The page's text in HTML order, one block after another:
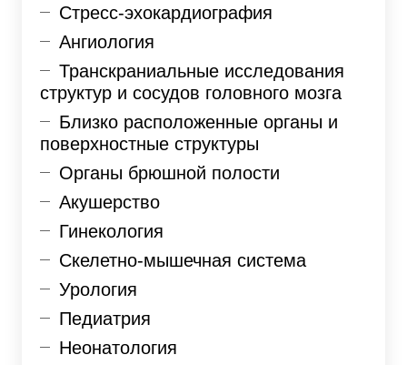
Стресс-эхокардиография
Ангиология
Транскраниальные исследования
структур и сосудов головного мозга
Близко расположенные органы и
поверхностные структуры
Органы брюшной полости
Акушерство
Гинекология
Скелетно-мышечная система
Урология
Педиатрия
Неонатология